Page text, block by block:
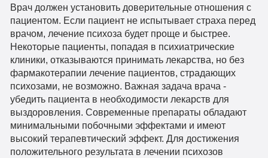
Врач должен установить доверительные отношения с
пациентом. Если пациент не испытывает страха перед
врачом, лечение психоза будет проще и быстрее.
Некоторые пациенты, попадая в психиатрические
клиники, отказываются принимать лекарства, но без
фармакотерапии лечение пациентов, страдающих
психозами, не возможно. Важная задача врача -
убедить пациента в необходимости лекарств для
выздоровления. Современные препараты обладают
минимальными побочными эффектами и имеют
высокий терапевтический эффект. Для достижения
положительного результата в лечении психозов